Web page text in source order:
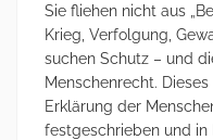
Sie fliehen nicht aus
Krieg, Verfolgung,
suchen Schutz – und
Menschenrecht.
Erklärung der
festgeschrieben und in